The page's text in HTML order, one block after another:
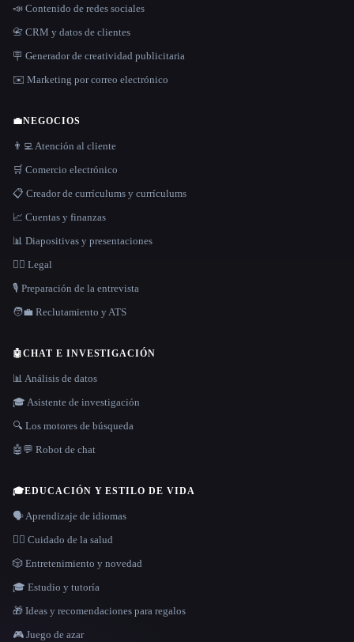
📣 Contenido de redes sociales
📇 CRM y datos de clientes
🪧 Generador de creatividad publicitaria
✉️ Marketing por correo electrónico
💼NEGOCIOS
👨‍💻 Atención al cliente
🛒 Comercio electrónico
📋 Creador de currículums y currículums
📈 Cuentas y finanzas
📊 Diapositivas y presentaciones
👩‍⚖️ Legal
🎙️ Preparación de la entrevista
🧑‍💼 Reclutamiento y ATS
🤖CHAT E INVESTIGACIÓN
📊 Análisis de datos
🎓 Asistente de investigación
🔍 Los motores de búsqueda
🤖💬 Robot de chat
🎓EDUCACIÓN Y ESTILO DE VIDA
🗣️ Aprendizaje de idiomas
👩‍⚕️ Cuidado de la salud
🎲 Entretenimiento y novedad
🎓 Estudio y tutoría
🎁 Ideas y recomendaciones para regalos
🎮 Juego de azar